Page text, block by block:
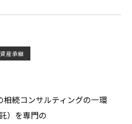
産承継
相続コンサルティングの一環
）を専門の